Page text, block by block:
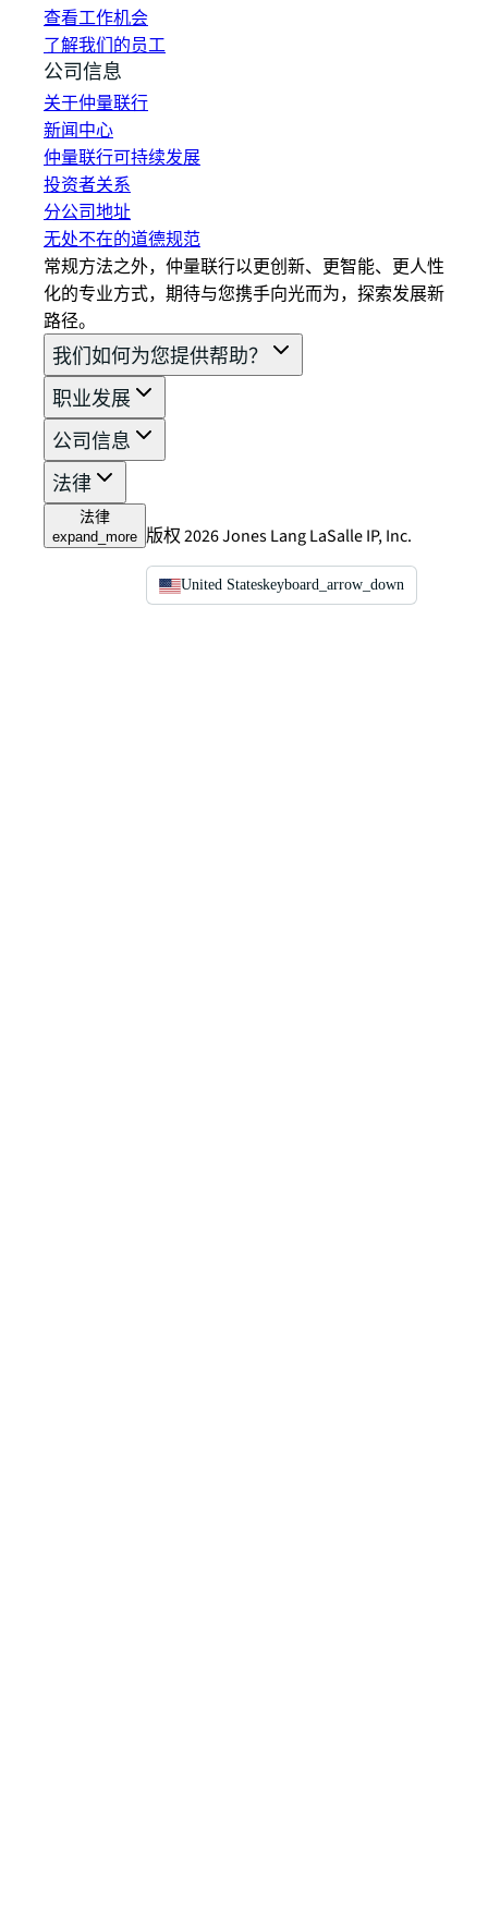
查看工作机会
了解我们的员工
公司信息
关于仲量联行
新闻中心
仲量联行可持续发展
投资者关系
分公司地址
无处不在的道德规范
常规方法之外，仲量联行以更创新、更智能、更人性
化的专业方式，期待与您携手向光而为，探索发展新
路径。
我们如何为您提供帮助？
职业发展
公司信息
法律
法律
expand_more 版权 2026 Jones Lang LaSalle IP, Inc.
United Stateskeyboard_arrow_down